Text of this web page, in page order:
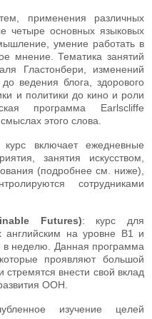
применения различных
четыре основных языковых
умение работать в
мнение. Тематика занятий
Гластонбери, изменений
ведения блога, здорового
и политики до кино и роли
программа Earlscliffe
этого слова.
включает ежедневные
занятия искусством,
(подробнее см. ниже),
сотрудниками
Futures): курс для
английским на уровне В1 и
в неделю. Данная программа
проявляют большой
стремятся внести свой вклад
ООН.
изучение целей